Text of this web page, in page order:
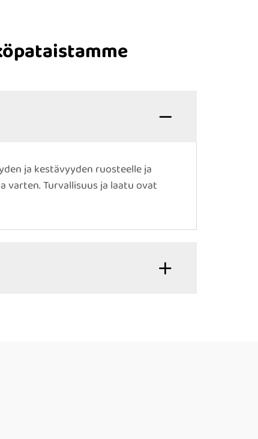
ja kestävyyden ruosteelle ja
Turvallisuus ja laatu ovat